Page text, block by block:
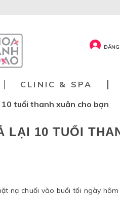
CLINIC & SPA
tuổi thanh xuân cho bạn
LẠI 10 TUỔI
nạ chuối vào buổi tối ngày